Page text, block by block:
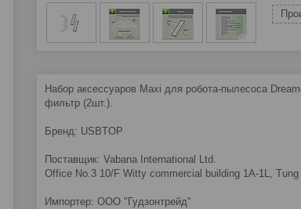
Набор аксессуаров Maxi для робота-пылесоса
фильтр (2шт.).
Бренд: USBTOP
Поставщик: Vabana International Ltd.
Office No.3 10/F Witty commercial building 1A-1L,
Импортер: ООО "Гудзонтрейд"